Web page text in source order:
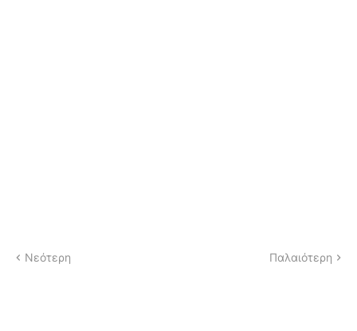
Νεότερη Παλαιότερη